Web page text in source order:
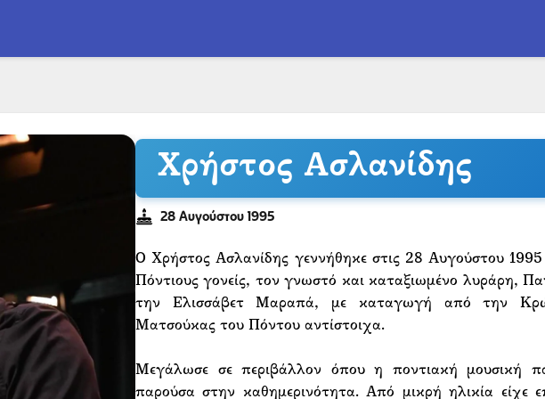
Χρήστος Ασλανίδης
28 Αυγούστου 1995
Ο Χρήστος Ασλανίδης γεννήθηκε στις 28 Αυγούστου
Πόντιους γονείς, τον γνωστό και καταξιωμένο λυράρη,
την Ελισσάβετ Μαραπά, με καταγωγή από την
Ματσούκας του Πόντου αντίστοιχα.
Μεγάλωσε σε περιβάλλον όπου η ποντιακή μουσική
παρούσα στην καθημερινότητα. Από μικρή ηλικία